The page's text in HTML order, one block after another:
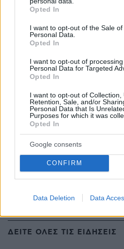
grant or deny consent to Google
use your data for below specified
consent section.
Opted In
I want to opt-out of the Sale of
Personal Data.
Opted In
I want to opt-out of
Personal Data for Targeted
Opted In
I want to opt-out of Collection,
Retention, Sale, and/or
Personal Data that Is
Purposes for which it was
Opted In
Google consents
CONFIRM
Data Deletion Data
ευκαιρίας, τι αλλάζει με το νέο
πριν 15 λεπτά
ξεπέρασαν το 1 δισ. δολάρια σε
πριν 20 λεπτά
κλήσεις, πότε ξεκινά η
πριν 27 λεπτά
Ισόβια στον 25χρονο Αφγανό
ανθρώπους ρίχνοντας το ΙΧ
Μόναχο
πριν 29 λεπτά
Το ταξίδι που θεωρείται το
Φωτιά στο Αριοχώρι
αεροσκάφη
ΔΕΙΤΕ ΟΛΕΣ ΤΙΣ ΕΙΔΗΣΕΙΣ